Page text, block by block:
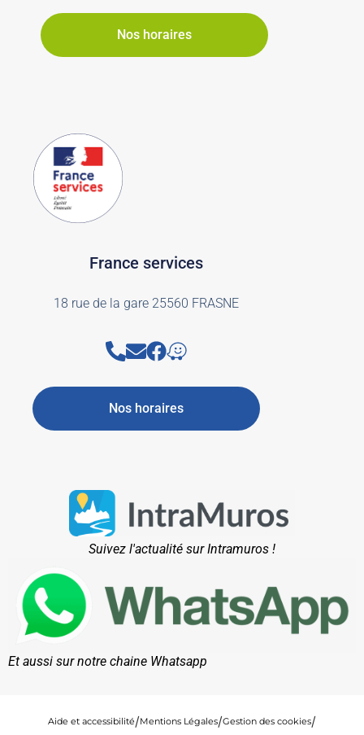
Nos horaires
France services
18 rue de la gare 25560 FRASNE
Nos horaires
Suivez l'actualité sur Intramuros !
Et aussi sur notre chaine Whatsapp
Aide et accessibilité Mentions Légales Gestion des cookies